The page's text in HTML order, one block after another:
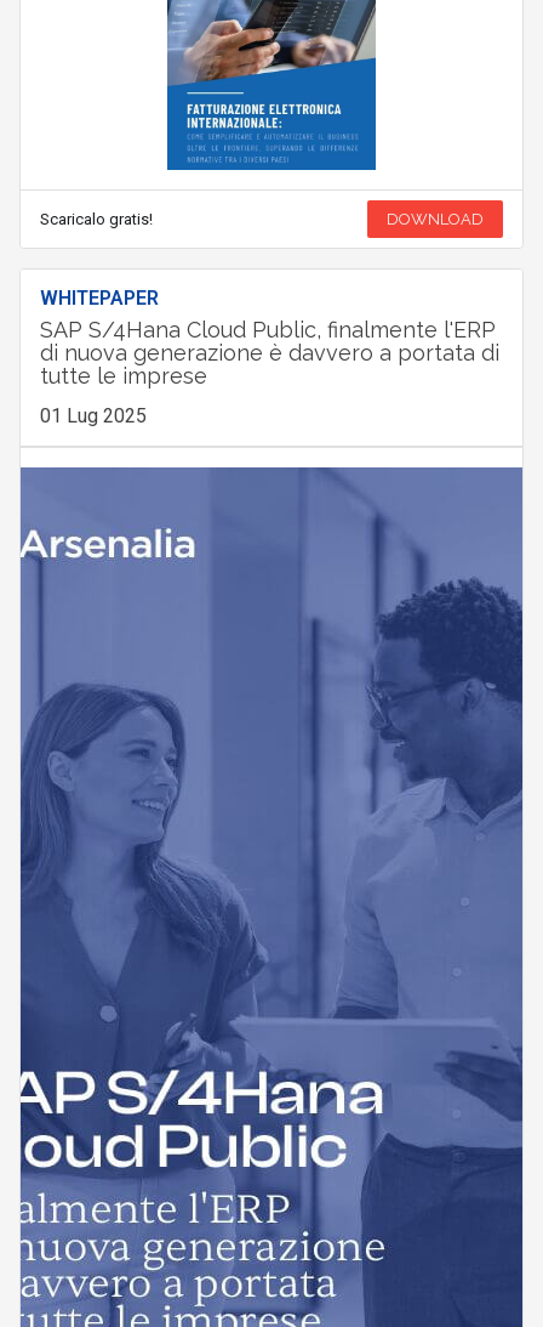
Scaricalo gratis! DOWNLOAD
WHITEPAPER
SAP S/4Hana Cloud Public, finalmente l'ERP
di nuova generazione è davvero a portata di
tutte le imprese
01 Lug 2025